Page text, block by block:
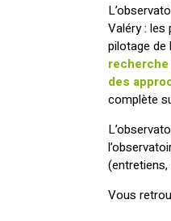
Valéry :
pilotage de
des
complète
Vous